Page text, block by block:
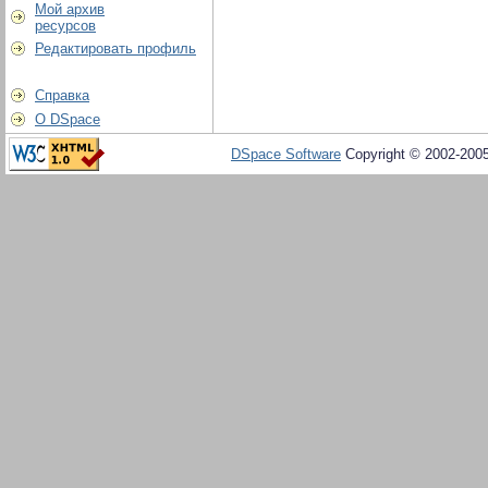
Мой архив
ресурсов
Редактировать профиль
Справка
О DSpace
DSpace Software Copyright © 2002-